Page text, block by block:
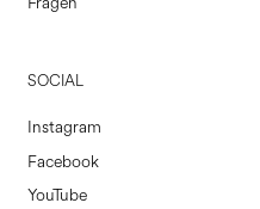
SOCIAL
Instagram
Facebook
YouTube